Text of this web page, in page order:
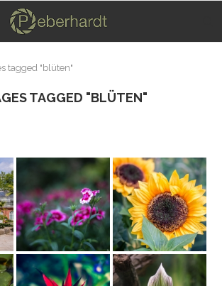
tagged "blüten"
TAGGED "BLÜTEN"